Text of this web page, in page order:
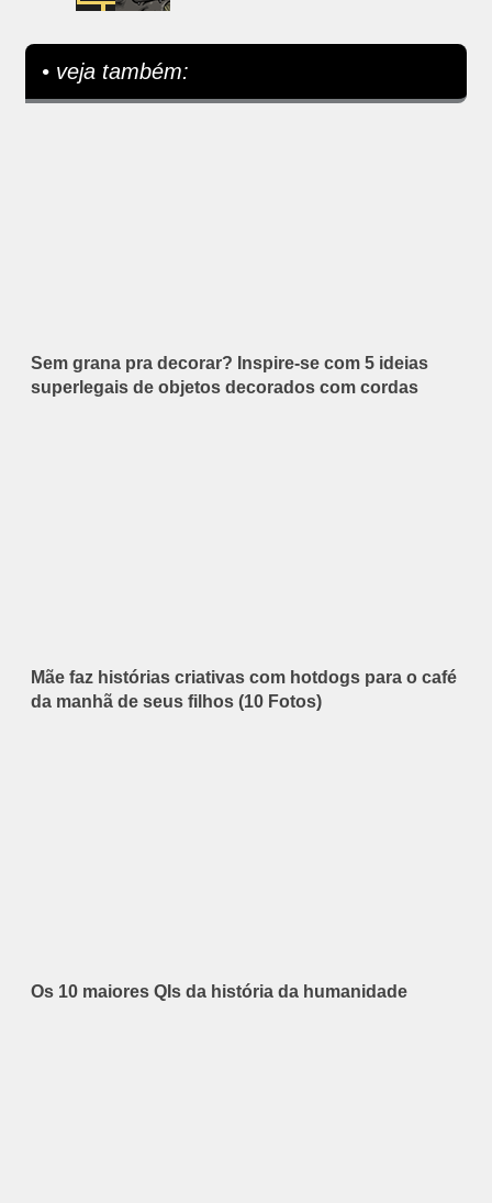
• veja também:
Sem grana pra decorar? Inspire-se com 5 ideias
superlegais de objetos decorados com cordas
Mãe faz histórias criativas com hotdogs para o café
da manhã de seus filhos (10 Fotos)
Os 10 maiores QIs da história da humanidade